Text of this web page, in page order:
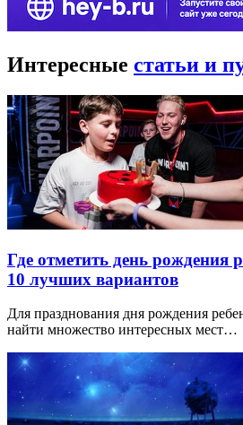
Интересные статьи и
Где отметить день рождения
10 лучших вариантов
Для празднования дня рождения
найти множество интересных мест…